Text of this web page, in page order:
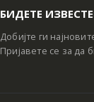
БИДЕТЕ
Добијте ги
Пријавете се за да